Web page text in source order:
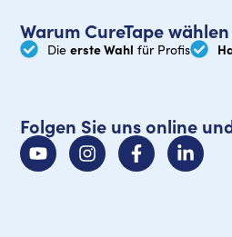
Warum CureTape wählen
Die erste Wahl für Profis
Folgen Sie uns online